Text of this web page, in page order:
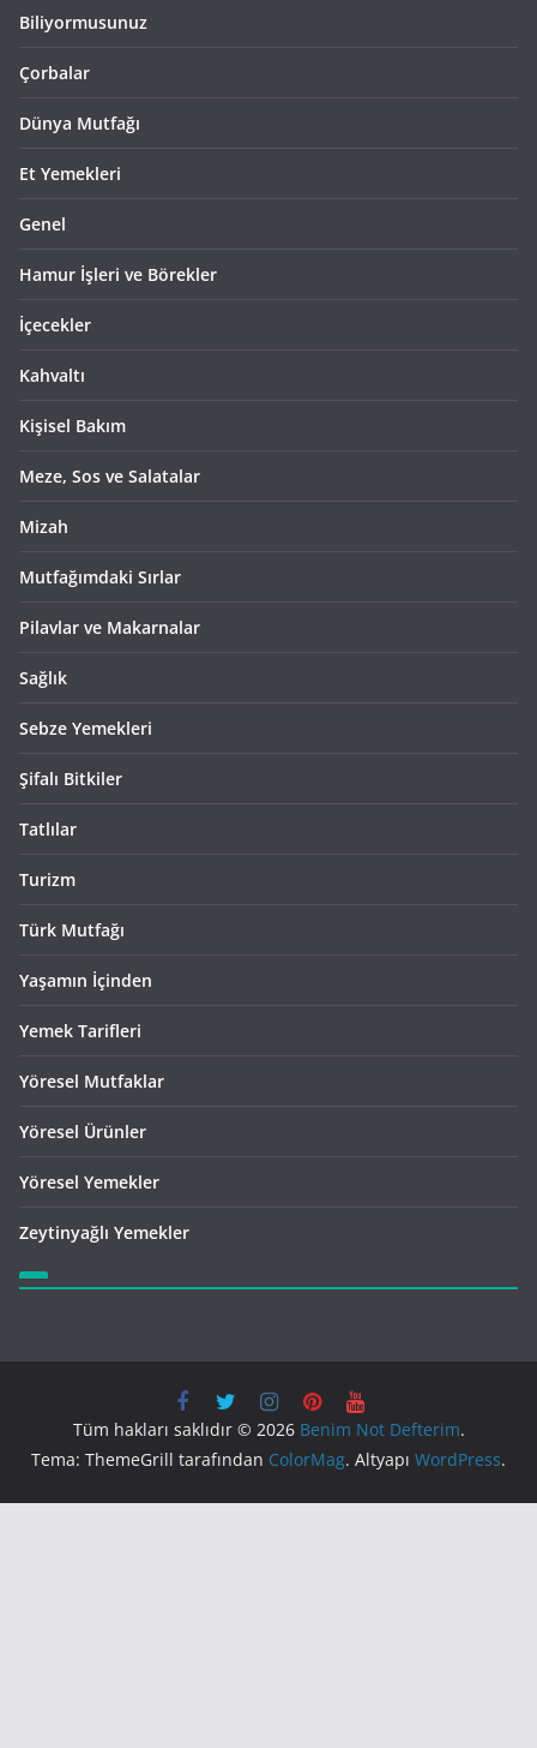
Biliyormusunuz
Çorbalar
Dünya Mutfağı
Et Yemekleri
Genel
Hamur İşleri ve Börekler
İçecekler
Kahvaltı
Kişisel Bakım
Meze, Sos ve Salatalar
Mizah
Mutfağımdaki Sırlar
Pilavlar ve Makarnalar
Sağlık
Sebze Yemekleri
Şifalı Bitkiler
Tatlılar
Turizm
Türk Mutfağı
Yaşamın İçinden
Yemek Tarifleri
Yöresel Mutfaklar
Yöresel Ürünler
Yöresel Yemekler
Zeytinyağlı Yemekler
Tüm hakları saklıdır © 2026 Benim Not Defterim.
Tema: ThemeGrill tarafından ColorMag. Altyapı WordPress.